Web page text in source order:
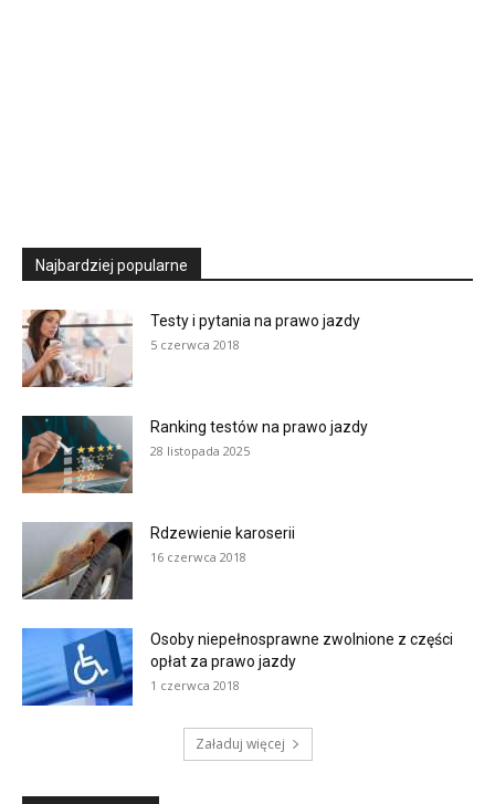
Najbardziej popularne
Testy i pytania na prawo jazdy
5 czerwca 2018
Ranking testów na prawo jazdy
28 listopada 2025
Rdzewienie karoserii
16 czerwca 2018
Osoby niepełnosprawne zwolnione z części
opłat za prawo jazdy
1 czerwca 2018
Załaduj więcej